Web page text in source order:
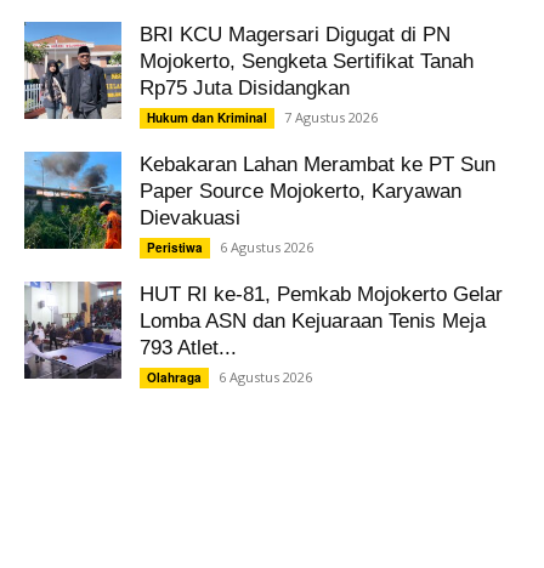
BRI KCU Magersari Digugat di PN
Mojokerto, Sengketa Sertifikat Tanah
Rp75 Juta Disidangkan
Hukum dan Kriminal 7 Agustus 2026
Kebakaran Lahan Merambat ke PT Sun
Paper Source Mojokerto, Karyawan
Dievakuasi
Peristiwa 6 Agustus 2026
HUT RI ke-81, Pemkab Mojokerto Gelar
Lomba ASN dan Kejuaraan Tenis Meja
793 Atlet...
Olahraga 6 Agustus 2026